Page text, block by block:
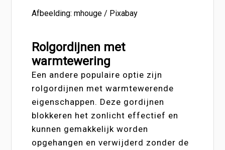
Afbeelding: mhouge / Pixabay
Rolgordijnen met
warmtewering
Een andere populaire optie zijn
rolgordijnen met warmtewerende
eigenschappen. Deze gordijnen
blokkeren het zonlicht effectief en
kunnen gemakkelijk worden
opgehangen en verwijderd zonder de